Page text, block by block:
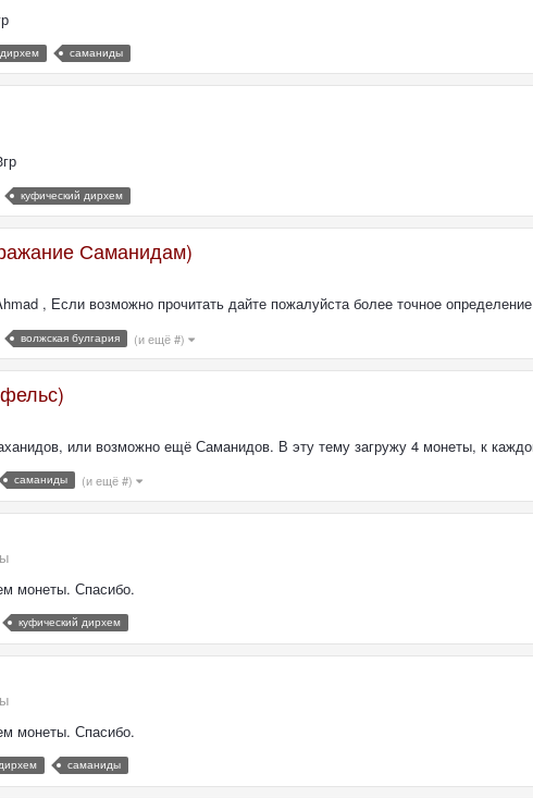
саманиды
куфический дирхем
Саманидам)
, Если возможно прочитать дайте пожалуйста более точное
волжская булгария (и ещё #)
или возможно ещё Саманидов. В эту тему загружу 4 монеты, к
саманиды (и ещё #)
монеты. Спасибо.
куфический дирхем
монеты. Спасибо.
саманиды